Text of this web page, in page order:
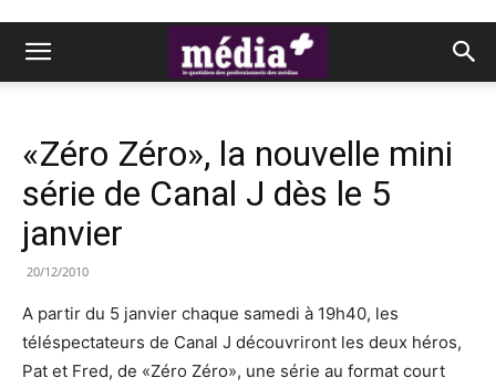
«Zéro Zéro», la nouvelle mini
série de Canal J dès le 5
janvier
20/12/2010
A partir du 5 janvier chaque samedi à 19h40, les
téléspectateurs de Canal J découvriront les deux héros,
Pat et Fred, de «Zéro Zéro», une série au format court